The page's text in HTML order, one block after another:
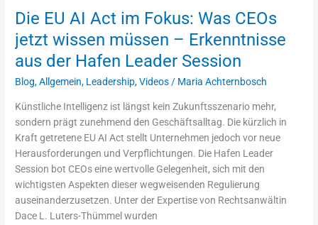
Die EU AI Act im Fokus: Was CEOs
jetzt wissen müssen – Erkenntnisse
aus der Hafen Leader Session
Blog,Allgemein, Leadership,Videos / Maria Achternbosch
Künstliche Intelligenz ist längst kein Zukunftsszenario mehr,
sondern prägt zunehmend den Geschäftsalltag. Die kürzlich in
Kraft getretene EU AI Act stellt Unternehmen jedoch vor neue
Herausforderungen und Verpflichtungen. Die Hafen Leader
Session bot CEOs eine wertvolle Gelegenheit, sich mit den
wichtigsten Aspekten dieser wegweisenden Regulierung
auseinanderzusetzen. Unter der Expertise von Rechtsanwältin
Dace L. Luters-Thümmel wurden
AI
Act
im
Fokus:
Was
jetzt
wissen
müssen
–
Erkenntnisse
aus
der
Hafen